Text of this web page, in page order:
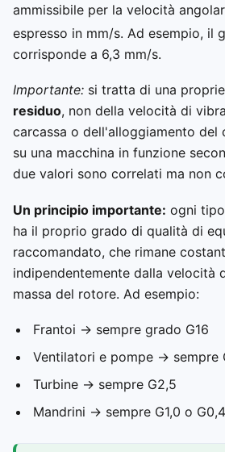
ammissibile per la velocità
espresso in mm/s. Ad esempio, il
corrisponde a 6,3 mm/s.
Importante: si tratta di una
residuo, non della velocità di
carcassa o dell'alloggiamento del
su una macchina in funzione
due valori sono correlati ma non
Un principio importante: ogni
ha il proprio grado di qualità di
raccomandato, che rimane
indipendentemente dalla velocità
massa del rotore. Ad esempio:
Frantoi → sempre grado G16
Ventilatori e pompe → sempre
Turbine → sempre G2,5
Mandrini → sempre G1,0 o G0,4